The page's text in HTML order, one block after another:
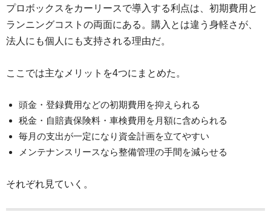
プロボックスをカーリースで導入する利点は、初期費用と
ランニングコストの両面にある。購入とは違う身軽さが、
法人にも個人にも支持される理由だ。
ここでは主なメリットを4つにまとめた。
頭金・登録費用などの初期費用を抑えられる
税金・自賠責保険料・車検費用を月額に含められる
毎月の支出が一定になり資金計画を立てやすい
メンテナンスリースなら整備管理の手間を減らせる
それぞれ見ていく。